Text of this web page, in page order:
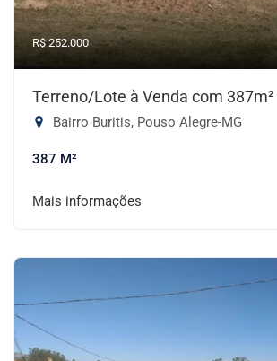
R$ 252.000
Terreno/Lote à Venda com 387m²
Bairro Buritis, Pouso Alegre-MG
387 M²
Mais informações